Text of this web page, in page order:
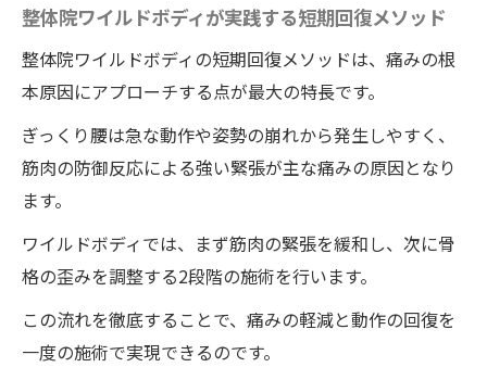
整体院ワイルドボディが実践する短期回復メソッド
整体院ワイルドボディの短期回復メソッドは、痛みの根
本原因にアプローチする点が最大の特長です。
ぎっくり腰は急な動作や姿勢の崩れから発生しやすく、
筋肉の防御反応による強い緊張が主な痛みの原因となり
ます。
ワイルドボディでは、まず筋肉の緊張を緩和し、次に骨
格の歪みを調整する2段階の施術を行います。
この流れを徹底することで、痛みの軽減と動作の回復を
一度の施術で実現できるのです。